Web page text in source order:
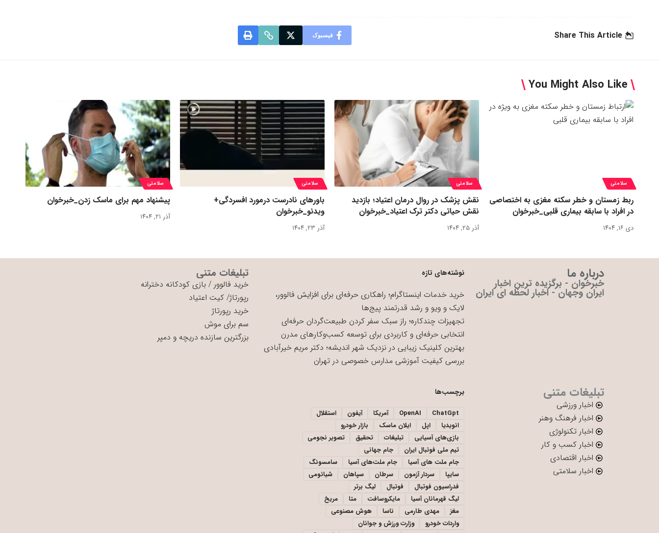
Share This Article فیسبوک
You Might Also Like
سلامتی
ربط زمستان و خطر سکته مغزی به اختصاصی
در افراد با سابقه بیماری قلبی_خبرخوان
دی ۱۶, ۱۴۰۴
سلامتی
نقش پزشک در روال درمان اعتیاد؛ بازدید
نقش حیاتی دکتر ترک اعتیاد_خبرخوان
آذر ۲۵, ۱۴۰۴
سلامتی
باورهای نادرست درمورد افسردگی+
ویدئو_خبرخوان
آذر ۲۳, ۱۴۰۴
سلامتی
پیشنهاد مهم برای ماسک زدن_خبرخوان
آذر ۲۱, ۱۴۰۴
درباره ما
خبرخوان - برگزیده ترین اخبار
ایران وجهان - اخبار لحظه ای ایران
نوشته‌های تازه
خرید خدمات اینستاگرام؛ راهکاری حرفه‌ای برای افزایش فالوور،
لایک و ویو و رشد قدرتمند پیج‌ها
تجهیزات چندکاره؛ راز سبک سفر کردن طبیعت‌گردان حرفه‌ای
انتخابی حرفه‌ای و کاربردی برای توسعه کسب‌وکارهای مدرن
بهترین کلینیک زیبایی در نزدیک شهر اندیشه؛ دکتر مریم خیرآبادی
بررسی کیفیت آموزشی مدارس خصوصی در تهران
تبلیغات متنی
خرید فالوور /بازی کودکانه دخترانه
رپورتاژ/کیت اعتیاد
خرید رپورتاژ
سم برای موش
بزرگترین سازنده دریچه و دمپر
تبلیغات متنی
اخبار ورزشی
اخبار فرهنگ وهنر
اخبار تکنولوژی
اخبار کسب و کار
اخبار اقتصادی
اخبار سلامتی
برچسب‌ها
ChatGpt
OpenAI آمریکا آیفون
استقلال
انویدیا
اپل ایلان ماسک
بازار خودرو
بازی‌های آسیایی
تبلیغات تحقیق
تصویر نجومی
تیم ملی فوتبال ایران
جام جهانی
جام ملت های آسیا
جام ملت‌های آسیا
سامسونگ
سایپا
سردار آزمون سرطان سپاهان
شیائومی
فدراسیون فوتبال
فوتبال
لیگ برتر
لیگ قهرمانان آسیا
مایکروسافت متا
مریخ
مغز
مهدی طارمی ناسا
هوش مصنوعی
واردات خودرو
وزارت ورزش و جوانان